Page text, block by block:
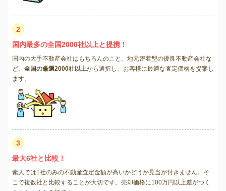
2
国内最多の全国2000社以上と提携！
国内の大手不動産会社はもちろんのこと、地元密着型の優良不動産会社な
ど、 全国の厳選2000社以上から選択し、お客様に最適な査定価格を提案し
ます。
3
最大6社と比較！
素人では1社のみの不動産査定金額が高いかどうか見当が付きません。そ
こで複数社と比較することが大切です。売却価格に100万円以上差がつく